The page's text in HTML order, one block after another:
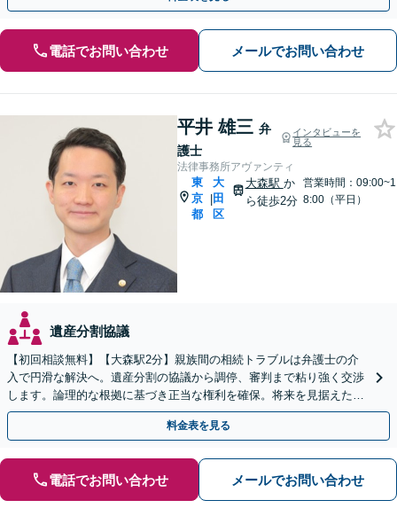
電話でお問い合わせ メールでお問い合わせ
平井 雄三 弁
護士
インタビューを
見る
法律事務所アヴァンティ
東
京
都
|
大
田
区
大森駅 か
ら徒歩2分
営業時間：09:00~1
8:00（平日）
遺産分割協議
【初回相談無料】【大森駅2分】親族間の相続トラブルは弁護士の介
入で円滑な解決へ。遺産分割の協議から調停、審判まで粘り強く交渉
します。論理的な根拠に基づき正当な権利を確保。将来を見据えた最
善案を提示します。【夜間や休日相談も対応可能】
料金表を見る
電話でお問い合わせ メールでお問い合わせ